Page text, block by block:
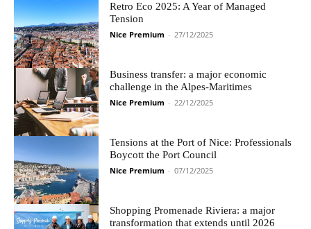
Retro Eco 2025: A Year of Managed
Tension
Nice Premium - 27/12/2025
Business transfer: a major economic
challenge in the Alpes-Maritimes
Nice Premium - 22/12/2025
Tensions at the Port of Nice: Professionals
Boycott the Port Council
Nice Premium - 07/12/2025
Shopping Promenade Riviera: a major
transformation that extends until 2026